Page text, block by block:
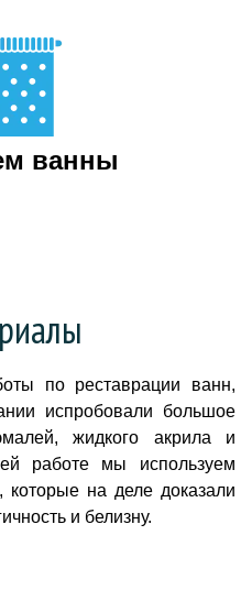
ванны
по реставрации ванн,
испробовали большое
жидкого акрила и
работе мы используем
на деле доказали
и белизну.